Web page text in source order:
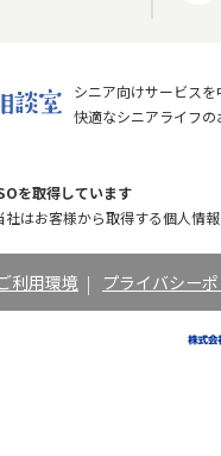
シニア向けサービスを
快適なシニアライフの
を取得しています
社はお客様から取得する個人情
利用環境 ｜ プライバシー